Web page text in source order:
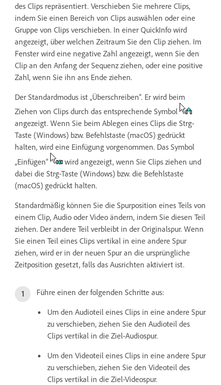
des Clips repräsentiert. Verschieben Sie mehrere Clips,
indem Sie einen Bereich von Clips auswählen oder eine
Gruppe von Clips verschieben. In einer QuickInfo wird
angezeigt, über welchen Zeitraum Sie den Clip ziehen. Im
Fenster wird eine negative Zahl angezeigt, wenn Sie den
Clip an den Anfang der Sequenz ziehen, oder eine positive
Zahl, wenn Sie ihn ans Ende ziehen.
Der Standardmodus ist „Überschreiben“. Er wird beim
Ziehen von Clips durch das entsprechende Symbol
angezeigt. Wenn Sie beim Ablegen eines Clips die Strg-
Taste (Windows) bzw. Befehlstaste (macOS) gedrückt
halten, wird eine Einfügung vorgenommen. Das Symbol
„Einfügen“
wird angezeigt, wenn Sie Clips ziehen und
dabei die Strg-Taste (Windows) bzw. die Befehlstaste
(macOS) gedrückt halten.
Standardmäßig können Sie die Spurposition eines Teils von
einem Clip, Audio oder Video ändern, indem Sie diesen Teil
ziehen. Der andere Teil verbleibt in der Originalspur. Wenn
Sie einen Teil eines Clips vertikal in eine andere Spur
ziehen, wird er in der neuen Spur an die ursprüngliche
Zeitposition gesetzt, falls das Ausrichten aktiviert ist.
Führe einen der folgenden Schritte aus:
Um den Audioteil eines Clips in eine andere Spur
zu verschieben, ziehen Sie den Audioteil des
Clips vertikal in die Ziel-Audiospur.
Um den Videoteil eines Clips in eine andere Spur
zu verschieben, ziehen Sie den Videoteil des
Clips vertikal in die Ziel-Videospur.